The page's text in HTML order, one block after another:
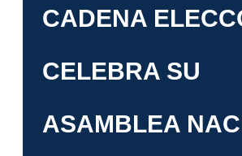
CADENA
CELEBRA SU
ASAMBLEA